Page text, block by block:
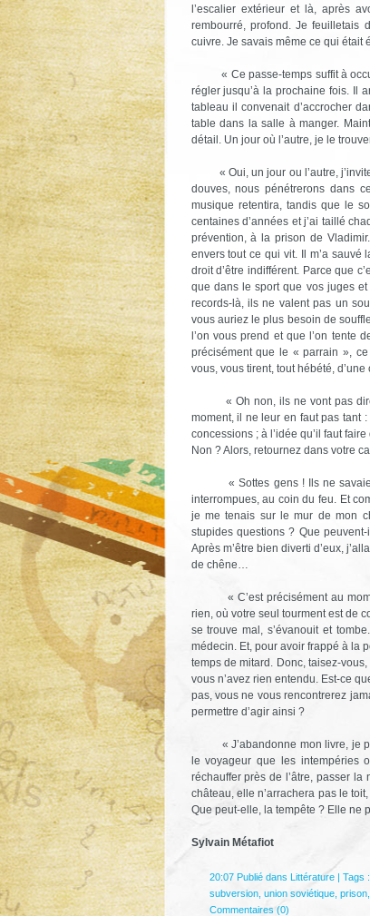
l’escalier extérieur et là, après
rembourré, profond. Je feuilletais
cuivre. Je savais même ce qui était
« Ce passe-temps suffit à
régler jusqu’à la prochaine fois. Il
tableau il convenait d’accrocher
table dans la salle à manger.
détail. Un jour où l’autre, je le
« Oui, un jour ou l’autre,
douves, nous pénétrerons dans
musique retentira, tandis que le
centaines d’années et j’ai taillé
prévention, à la prison de
envers tout ce qui vit. Il m’a sauvé
droit d’être indifférent. Parce que
que dans le sport que vos juges
records-là, ils ne valent pas un
vous auriez le plus besoin de
l’on vous prend et que l’on tente
précisément que le « parrain », ce
vous, vous tirent, tout hébété, d’une
« Oh non, ils ne vont pas
moment, il ne leur en faut pas tant
concessions ; à l’idée qu’il faut
Non ? Alors, retournez dans votre
« Sottes gens ! Ils ne savaient
interrompues, au coin du feu. Et
je me tenais sur le mur de mon
stupides questions ? Que
Après m’être bien diverti d’eux,
de chêne…
« C’est précisément au
rien, où votre seul tourment est de
se trouve mal, s’évanouit et
médecin. Et, pour avoir frappé à la
temps de mitard. Donc, taisez-
vous n’avez rien entendu. Est-ce
pas, vous ne vous rencontrerez
permettre d’agir ainsi ?
« J’abandonne mon livre, je
le voyageur que les intempéries
réchauffer près de l’âtre, passer
château, elle n’arrachera pas le
Que peut-elle, la tempête ? Elle ne
Sylvain Métafiot
20:07 Publié dans Littérature| Tags :
subversion, union soviétique, prison,
Commentaires (0)